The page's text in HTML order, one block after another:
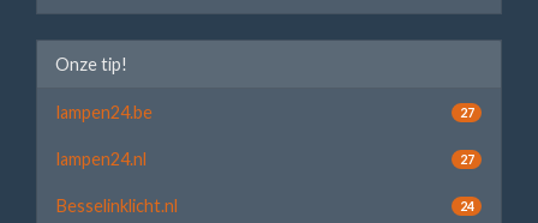
Onze tip!
lampen24.be 27
lampen24.nl 27
Besselinklicht.nl 24